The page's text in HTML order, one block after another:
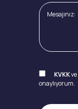
KVKKve
onaylıyorum.